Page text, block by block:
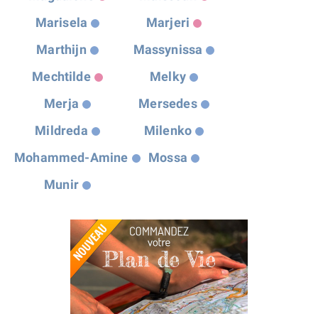
Marisela
Marjeri
Marthijn
Massynissa
Mechtilde
Melky
Merja
Mersedes
Mildreda
Milenko
Mohammed-Amine
Mossa
Munir